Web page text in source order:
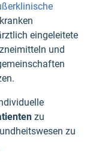
eingeleitete
und
zu
zu